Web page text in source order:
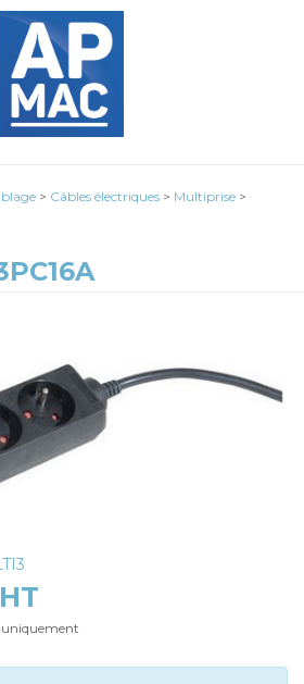
> Câbles électriques > Multiprise >
uniquement